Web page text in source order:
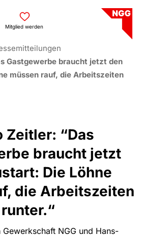
Mitglied werden
Gastgewerbe braucht jetzt den
müssen rauf, die Arbeitszeiten
Zeitler: “Das
braucht jetzt
Die Löhne
die Arbeitszeiten
runter.“
Gewerkschaft NGG und Hans-